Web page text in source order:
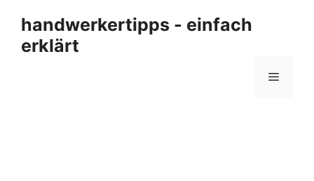
Inhalt
springen
handwerkertipps - einfach
erklärt
Menü